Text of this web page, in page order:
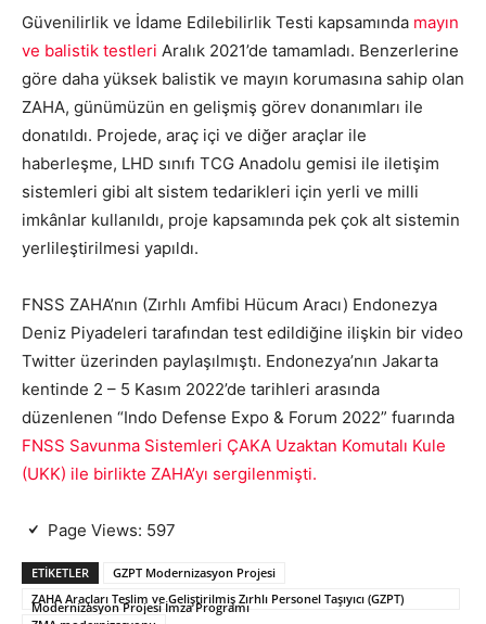
Güvenilirlik ve İdame Edilebilirlik Testi kapsamında mayın
ve balistik testleri Aralık 2021’de tamamladı. Benzerlerine
göre daha yüksek balistik ve mayın korumasına sahip olan
ZAHA, günümüzün en gelişmiş görev donanımları ile
donatıldı. Projede, araç içi ve diğer araçlar ile
haberleşme, LHD sınıfı TCG Anadolu gemisi ile iletişim
sistemleri gibi alt sistem tedarikleri için yerli ve milli
imkânlar kullanıldı, proje kapsamında pek çok alt sistemin
yerlileştirilmesi yapıldı.
FNSS ZAHA’nın (Zırhlı Amfibi Hücum Aracı) Endonezya
Deniz Piyadeleri tarafından test edildiğine ilişkin bir video
Twitter üzerinden paylaşılmıştı. Endonezya’nın Jakarta
kentinde 2 – 5 Kasım 2022’de tarihleri arasında
düzenlenen “Indo Defense Expo & Forum 2022” fuarında
FNSS Savunma Sistemleri ÇAKA Uzaktan Komutalı Kule
(UKK) ile birlikte ZAHA’yı sergilenmişti.
Page Views: 597
ETIKETLER
GZPT Modernizasyon Projesi
ZAHA Araçları Teslim ve Geliştirilmiş Zırhlı Personel Taşıyıcı (GZPT)
Modernizasyon Projesi İmza Programı